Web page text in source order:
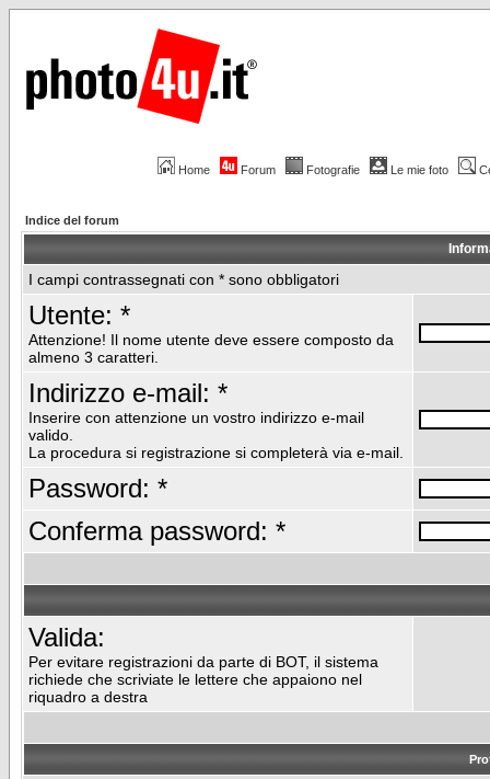
Home Forum Fotografie Le mie foto
Indice del forum
I campi contrassegnati con * sono obbligatori
Utente: *
Attenzione! Il nome utente deve essere composto da
almeno 3 caratteri.
Indirizzo e-mail: *
Inserire con attenzione un vostro indirizzo e-mail
valido.
La procedura si registrazione si completerà via e-mail.
Password: *
Conferma password: *
Valida:
Per evitare registrazioni da parte di BOT, il sistema
richiede che scriviate le lettere che appaiono nel
riquadro a destra